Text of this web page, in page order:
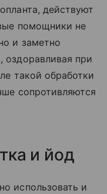
действуют
помощники не
и заметно
оздоравливая при
такой обработки
сопротивляются
и йод
использовать и